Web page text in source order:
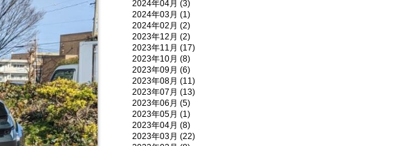
2024年04月 (3)
2024年03月 (1)
2024年02月 (2)
2023年12月 (2)
2023年11月 (17)
2023年10月 (8)
2023年09月 (6)
2023年08月 (11)
2023年07月 (13)
2023年06月 (5)
2023年05月 (1)
2023年04月 (8)
2023年03月 (22)